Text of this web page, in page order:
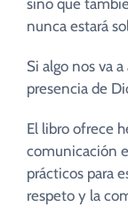
nunca estará
Si algo nos va
presencia de
El libro ofrece
comunicación
prácticos para
respeto y la